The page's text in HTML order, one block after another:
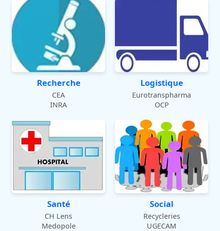
Recherche
CEA
INRA
Logistique
Eurotranspharma
OCP
Santé
CH Lens
Medopole
Social
Recycleries
UGECAM